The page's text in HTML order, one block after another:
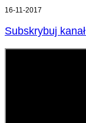
16-11-2017
Subskrybuj kanał